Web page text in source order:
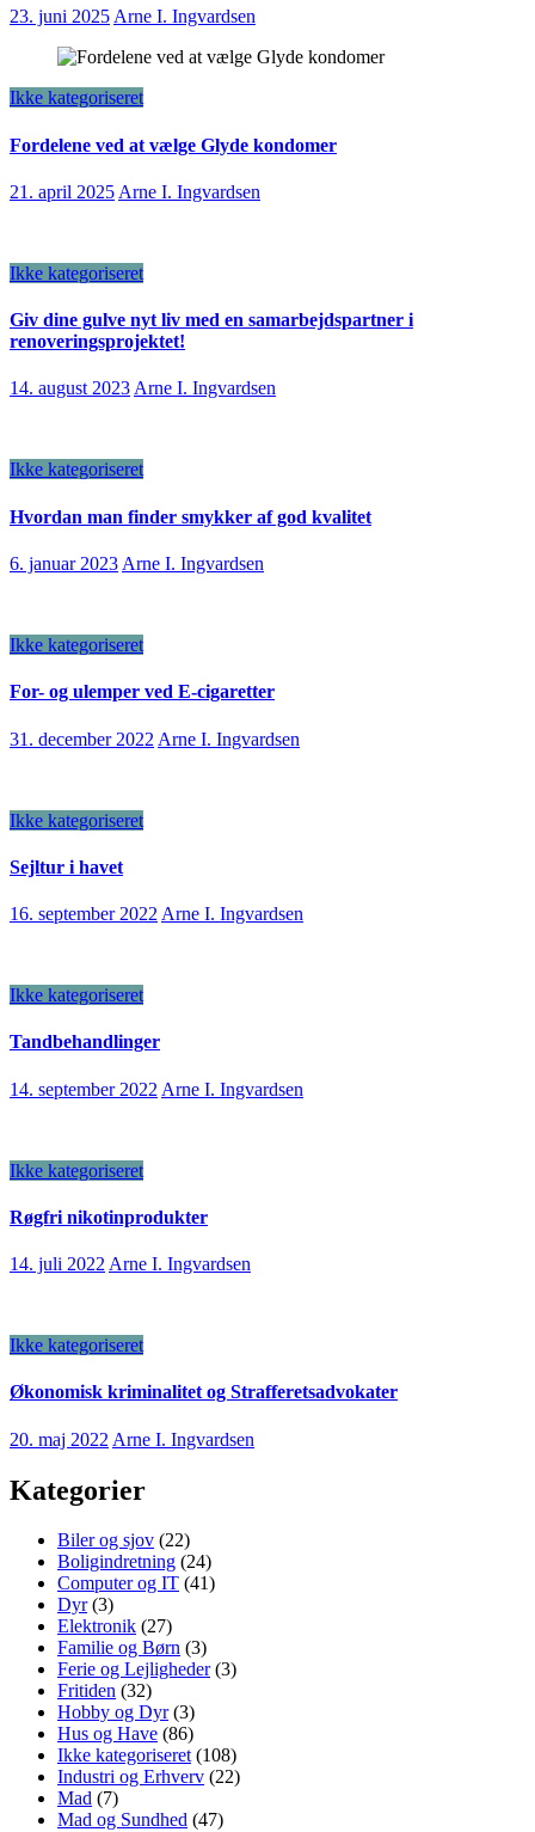
23. juni 2025 Arne I. Ingvardsen
Ikke kategoriseret
Fordelene ved at vælge Glyde kondomer
21. april 2025 Arne I. Ingvardsen
Ikke kategoriseret
Giv dine gulve nyt liv med en samarbejdspartner i
renoveringsprojektet!
14. august 2023Arne I. Ingvardsen
Ikke kategoriseret
Hvordan man finder smykker af god kvalitet
6. januar 2023 Arne I. Ingvardsen
Ikke kategoriseret
For- og ulemper ved E-cigaretter
31. december 2022 Arne I. Ingvardsen
Ikke kategoriseret
Sejltur i havet
16. september 2022 Arne I. Ingvardsen
Ikke kategoriseret
Tandbehandlinger
14. september 2022 Arne I. Ingvardsen
Ikke kategoriseret
Røgfri nikotinprodukter
14. juli 2022 Arne I. Ingvardsen
Ikke kategoriseret
Økonomisk kriminalitet og Strafferetsadvokater
20. maj 2022 Arne I. Ingvardsen
Kategorier
Biler og sjov (22)
Boligindretning (24)
Computer og IT (41)
Dyr(3)
Elektronik (27)
Familie og Børn (3)
Ferie og Lejligheder(3)
Fritiden (32)
Hobby og Dyr(3)
Hus og Have (86)
Ikke kategoriseret(108)
Industri og Erhverv (22)
Mad (7)
Mad og Sundhed (47)